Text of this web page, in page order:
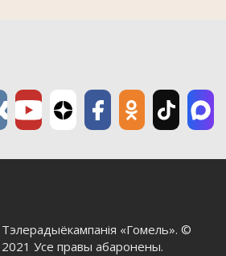
Тэлерадыёкампанія «Гомель». ©
2021 Усе правы абаронены.